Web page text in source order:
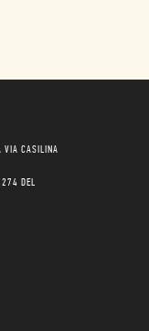
VIA CASILINA
DEL